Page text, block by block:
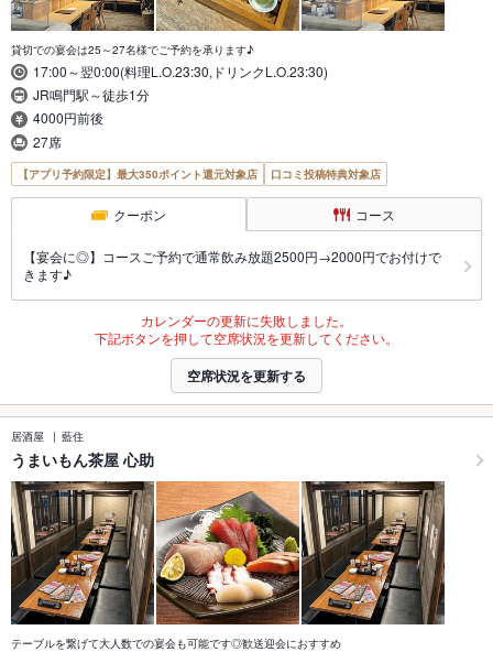
貸切での宴会は25～27名様でご予約を承ります♪
17:00～翌0:00(料理L.O.23:30,ドリンクL.O.23:30)
JR鳴門駅～徒歩1分
4000円前後
27席
【アプリ予約限定】最大350ポイント還元対象店 口コミ投稿特典対象店
クーポン コース
【宴会に◎】コースご予約で通常飲み放題2500円→2000円でお付けで
きます♪
カレンダーの更新に失敗しました。
下記ボタンを押して空席状況を更新してください。
空席状況を更新する
居酒屋 藍住
うまいもん茶屋 心助
テーブルを繋げて大人数での宴会も可能です◎歓送迎会におすすめ